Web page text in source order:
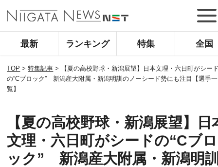
最新 ランキング 特集 全国
TOP >特集記事 >
【夏の高校野球・新潟展望】日本文理・六日町がシー
の“Cブロック” 新潟産大附属・新潟明訓のノーシード勢にも注目【選手一
覧】
【夏の高校野球・新潟展望】日
文理・六日町がシードの“Cブロ
ック” 新潟産大附属・新潟明